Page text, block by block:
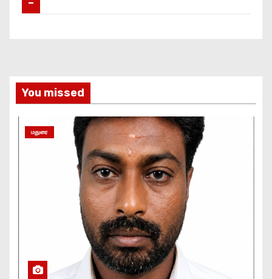
You missed
மதுரை